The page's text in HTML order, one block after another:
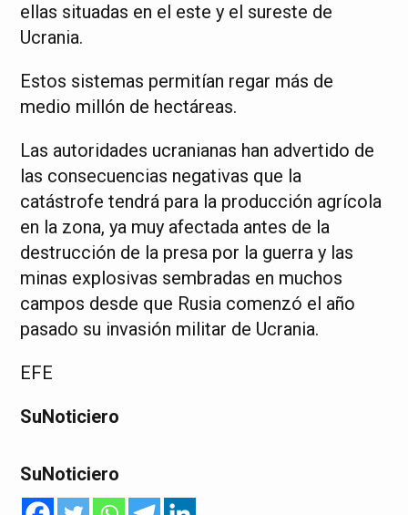
ellas situadas en el este y el sureste de
Ucrania.
Estos sistemas permitían regar más de
medio millón de hectáreas.
Las autoridades ucranianas han advertido de
las consecuencias negativas que la
catástrofe tendrá para la producción agrícola
en la zona, ya muy afectada antes de la
destrucción de la presa por la guerra y las
minas explosivas sembradas en muchos
campos desde que Rusia comenzó el año
pasado su invasión militar de Ucrania.
EFE
SuNoticiero
SuNoticiero